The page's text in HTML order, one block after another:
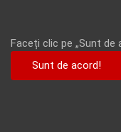
Faceți clic pe „Sunt de
Sunt de acord!